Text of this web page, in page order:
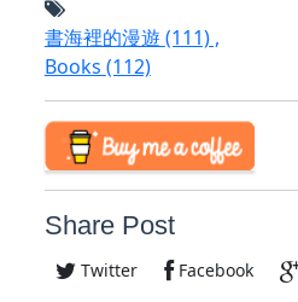
書海裡的漫遊 (111),
Books (112)
Share Post
Twitter Facebook